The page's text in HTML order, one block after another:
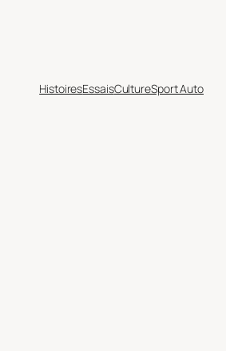
HistoiresEssaisCultureSport Auto